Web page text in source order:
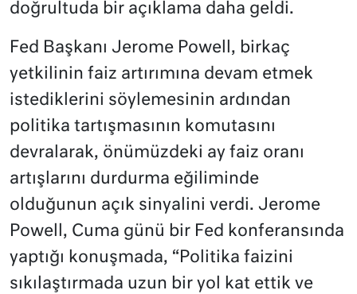
doğrultuda bir açıklama daha geldi.
Fed Başkanı Jerome Powell, birkaç
yetkilinin faiz artırımına devam etmek
istediklerini söylemesinin ardından
politika tartışmasının komutasını
devralarak, önümüzdeki ay faiz oranı
artışlarını durdurma eğiliminde
olduğunun açık sinyalini verdi. Jerome
Powell, Cuma günü bir Fed konferansında
yaptığı konuşmada, “Politika faizini
sıkılaştırmada uzun bir yol kat ettik ve